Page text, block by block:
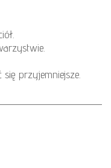
przyjemniejsze.